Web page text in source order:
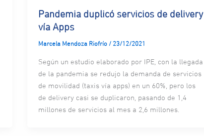
Pandemia duplicó servicios de delivery
vía Apps
Marcela Mendoza Riofrío / 23/12/2021
Según un estudio elaborado por IPE, con la llegada
de la pandemia se redujo la demanda de servicios
de movilidad (taxis vía apps) en un 60%, pero los
de delivery casi se duplicaron, pasando de 1,4
millones de servicios al mes a 2,6 millones.